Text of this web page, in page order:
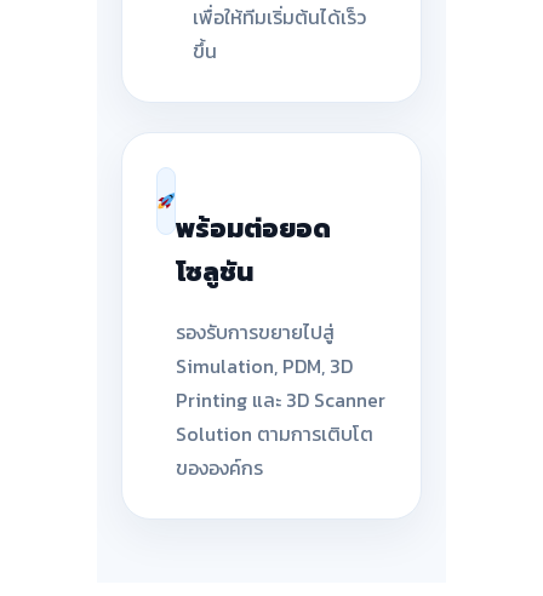
เพื่อให้ทีมเริ่มต้นได้เร็ว
ขึ้น
พร้อมต่อยอด
โซลูชัน
รองรับการขยายไปสู่
Simulation, PDM, 3D
Printing และ 3D Scanner
Solution ตามการเติบโต
ขององค์กร